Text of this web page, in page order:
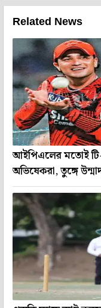
Related News
আইপিএলের মতোই টি-
অভিষেকরা, তুঙ্গে